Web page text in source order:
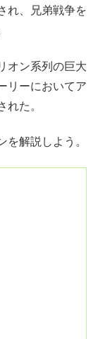
れ、兄弟戦争を
オン系列の巨大
リーにおいてア
れた。
解説しよう。